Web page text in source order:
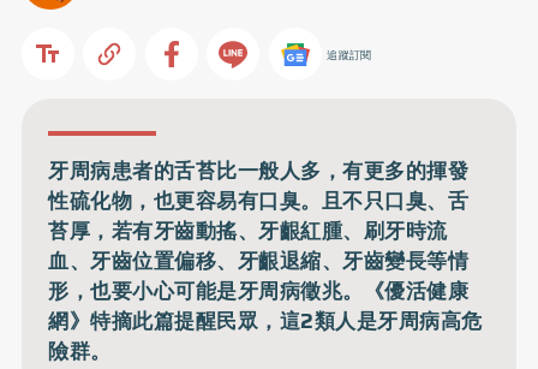
追蹤訂閱
牙周病患者的舌苔比一般人多，有更多的揮發
性硫化物，也更容易有口臭。且不只口臭、舌
苔厚，若有牙齒動搖、牙齦紅腫、刷牙時流
血、牙齒位置偏移、牙齦退縮、牙齒變長等情
形，也要小心可能是牙周病徵兆。《優活健康
網》特摘此篇提醒民眾，這2類人是牙周病高危
險群。